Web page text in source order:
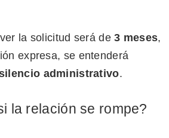
la solicitud será de3 meses,
expresa, se entenderá
administrativo.
la relación se rompe?